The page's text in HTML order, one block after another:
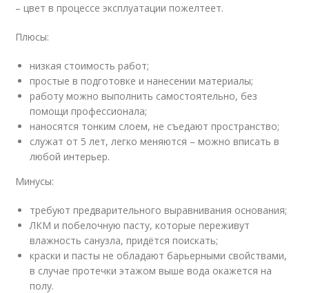
– цвет в процессе эксплуатации пожелтеет.
Плюсы:
низкая стоимость работ;
простые в подготовке и нанесении материалы;
работу можно выполнить самостоятельно, без
помощи профессионала;
наносятся тонким слоем, не съедают пространство;
служат от 5 лет, легко меняются – можно вписать в
любой интерьер.
Минусы:
требуют предварительного выравнивания основания;
ЛКМ и побелочную пасту, которые переживут
влажность санузла, придётся поискать;
краски и пасты не обладают барьерными свойствами,
в случае протечки этажом выше вода окажется на
полу.